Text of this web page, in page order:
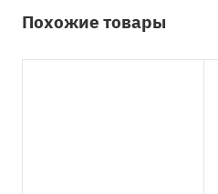
Похожие товары